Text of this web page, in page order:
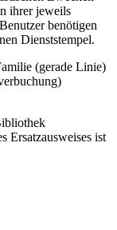
ihrer jeweils
benötigen
Dienststempel.
(gerade Linie)
Ersatzausweises ist